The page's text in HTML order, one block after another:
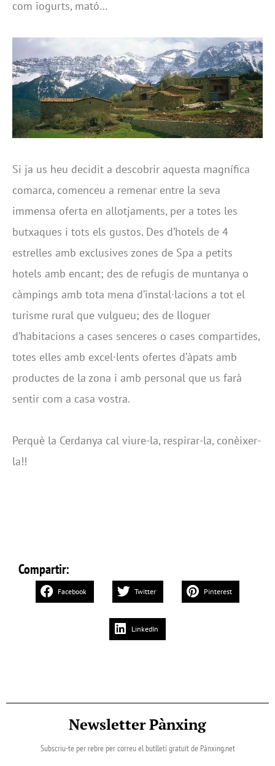
com iogurts, mató…
Si ja us heu decidit a descobrir aquesta magnífica
comarca, comenceu a remenar entre la seva
immensa oferta en allotjaments, per a totes les
butxaques i tots els gustos. Des d’hotels de 4
estrelles amb exclusives zones de Spa a petits
hotels amb encant; des de refugis de muntanya o
càmpings amb tota mena d’instal·lacions a tot el
turisme rural que vulgueu; des de lloguer
d’habitacions a cases senceres o cases compartides,
totes elles amb excel·lents ofertes d’àpats amb
productes de la zona i amb personal que us farà
sentir com a casa vostra.
Perquè la Cerdanya cal viure-la, respirar-la, conèixer-
la!!
Compartir:
Facebook Twitter Pinterest
LinkedIn
Newsletter Pànxing
Subscriu-te per rebre per correu el butlletí gratuït de Pànxing.net​